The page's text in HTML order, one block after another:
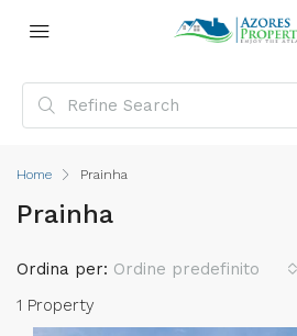
Home Prainha
Prainha
1 Property
Ordina per: Ordine predefinito